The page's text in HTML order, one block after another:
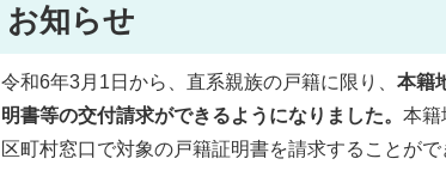
お知らせ
令和6年3月1日から、直系親族の戸籍に限り、 本籍
明書等の交付請求ができるようになりました。 本籍
区町村窓口で対象の戸籍証明書を請求することがで